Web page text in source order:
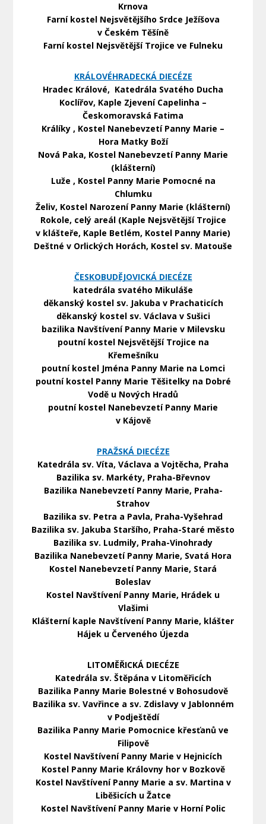
Krnova
Farní kostel Nejsvětějšího Srdce Ježíšova
v Českém Těšíně
Farní kostel Nejsvětější Trojice ve Fulneku
KRÁLOVÉHRADECKÁ DIECÉZE
Hradec Králové, Katedrála Svatého Ducha
Koclířov, Kaple Zjevení Capelinha –
Českomoravská Fatima
Králíky , Kostel Nanebevzetí Panny Marie –
Hora Matky Boží
Nová Paka, Kostel Nanebevzetí Panny Marie
(klášterní)
Luže , Kostel Panny Marie Pomocné na
Chlumku
Želiv, Kostel Narození Panny Marie (klášterní)
Rokole, celý areál (Kaple Nejsvětější Trojice
v klášteře, Kaple Betlém, Kostel Panny Marie)
Deštné v Orlických Horách, Kostel sv. Matouše
ČESKOBUDĚJOVICKÁ DIECÉZE
katedrála svatého Mikuláše
děkanský kostel sv. Jakuba v Prachaticích
děkanský kostel sv. Václava v Sušici
bazilika Navštívení Panny Marie v Milevsku
poutní kostel Nejsvětější Trojice na
Křemešníku
poutní kostel Jména Panny Marie na Lomci
poutní kostel Panny Marie Těšitelky na Dobré
Vodě u Nových Hradů
poutní kostel Nanebevzetí Panny Marie
v Kájově
PRAŽSKÁ DIECÉZE
Katedrála sv. Víta, Václava a Vojtěcha, Praha
Bazilika sv. Markéty, Praha-Břevnov
Bazilika Nanebevzetí Panny Marie, Praha-
Strahov
Bazilika sv. Petra a Pavla, Praha-Vyšehrad
Bazilika sv. Jakuba Staršího, Praha-Staré město
Bazilika sv. Ludmily, Praha-Vinohrady
Bazilika Nanebevzetí Panny Marie, Svatá Hora
Kostel Nanebevzetí Panny Marie, Stará
Boleslav
Kostel Navštívení Panny Marie, Hrádek u
Vlašimi
Klášterní kaple Navštívení Panny Marie, klášter
Hájek u Červeného Újezda
LITOMĚŘICKÁ DIECÉZE
Katedrála sv. Štěpána v Litoměřicích
Bazilika Panny Marie Bolestné v Bohosudově
Bazilika sv. Vavřince a sv. Zdislavy v Jablonném
v Podještědí
Bazilika Panny Marie Pomocnice křesťanů ve
Filipově
Kostel Navštívení Panny Marie v Hejnicích
Kostel Panny Marie Královny hor v Bozkově
Kostel Navštívení Panny Marie a sv. Martina v
Liběšicích u Žatce
Kostel Navštívení Panny Marie v Horní Polic